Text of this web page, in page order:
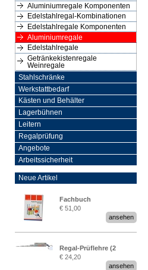
Aluminiumregale Komponenten
Edelstahlregal-Kombinationen
Edelstahlregale Komponenten
Aluminiumregale
Edelstahlregale
Getränkekistenregale
Weinregale
Stahlschränke
Werkstattbedarf
Kästen und Behälter
Lagerbühnen
Leitern
Regalprüfung
Angebote
Arbeitssicherheit
Neue Artikel
Fachbuch
„Regalprüfung nach DIN
€ 51,00
ansehen
Regal-Prüflehre (2
Stück)
€ 24,20
ansehen